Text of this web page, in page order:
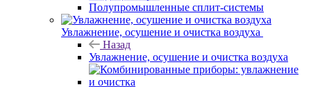
Полупромышленные сплит-системы
Увлажнение, осушение и очистка воздуха
Назад
Увлажнение, осушение и очистка воздуха